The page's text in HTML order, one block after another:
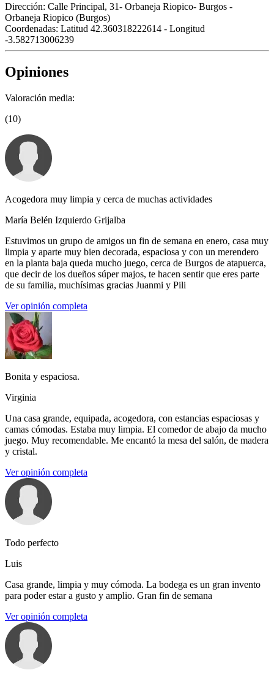
Dirección: Calle Principal, 31- Orbaneja Riopico- Burgos -
Orbaneja Riopico (Burgos)
Coordenadas: Latitud 42.360318222614 - Longitud
-3.582713006239
Opiniones
Valoración media:
(10)
Acogedora muy limpia y cerca de muchas actividades
María Belén Izquierdo Grijalba
Estuvimos un grupo de amigos un fin de semana en enero, casa muy
limpia y aparte muy bien decorada, espaciosa y con un merendero
en la planta baja queda mucho juego, cerca de Burgos de atapuerca,
que decir de los dueños súper majos, te hacen sentir que eres parte
de su familia, muchísimas gracias Juanmi y Pili
Ver opinión completa
Bonita y espaciosa.
Virginia
Una casa grande, equipada, acogedora, con estancias espaciosas y
camas cómodas. Estaba muy limpia. El comedor de abajo da mucho
juego. Muy recomendable. Me encantó la mesa del salón, de madera
y cristal.
Ver opinión completa
Todo perfecto
Luis
Casa grande, limpia y muy cómoda. La bodega es un gran invento
para poder estar a gusto y amplio. Gran fin de semana
Ver opinión completa